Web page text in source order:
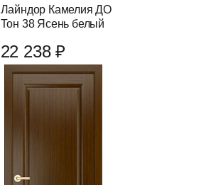
Лайндор Камелия ДО
Тон 38 Ясень белый
22 238 ₽